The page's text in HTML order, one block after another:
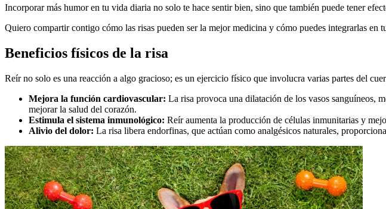
Incorporar más humor en tu vida diaria no solo te hace sentir bien, sino que también puede tener
Quiero compartir contigo cómo las risas pueden ser la mejor medicina y cómo puedes integrarlas
Beneficios físicos de la risa
Reír no solo es una reacción a algo gracioso; es un ejercicio físico que involucra varias partes del
Mejora la función cardiovascular: La risa provoca una dilatación de los vasos sanguíneos,
mejorar la salud del corazón.
Estimula el sistema inmunológico: Reír aumenta la producción de células inmunitarias y
Alivio del dolor: La risa libera endorfinas, que actúan como analgésicos naturales,